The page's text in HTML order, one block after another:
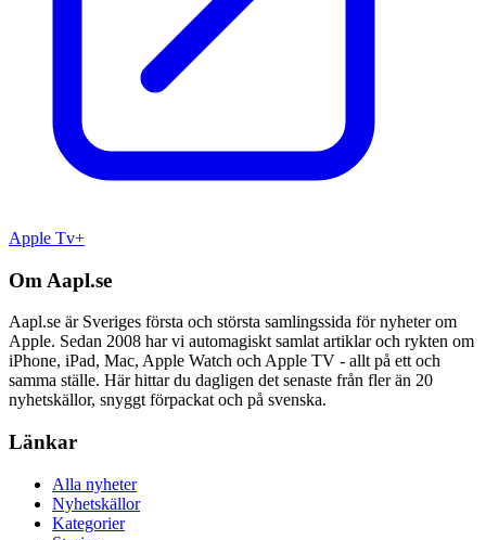
Apple Tv+
Om Aapl.se
Aapl.se är Sveriges första och största samlingssida för nyheter om
Apple. Sedan 2008 har vi automagiskt samlat artiklar och rykten om
iPhone, iPad, Mac, Apple Watch och Apple TV - allt på ett och
samma ställe. Här hittar du dagligen det senaste från fler än 20
nyhetskällor, snyggt förpackat och på svenska.
Länkar
Alla nyheter
Nyhetskällor
Kategorier